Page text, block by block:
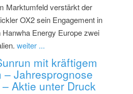
Marktumfeld verstärkt der
OX2 sein Engagement in
Energy Europe zwei
weiter ...
mit kräftigem
Jahresprognose
Aktie unter Druck